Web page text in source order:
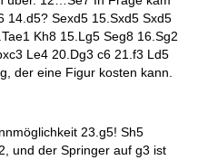
Sexd5 15.Sxd5 Sxd5
Kh8 15.Lg5 Seg8 16.Sg2
Le4 20.Dg3 c6 21.f3 Ld5
der eine Figur kosten kann.
23.g5! Sh5
und der Springer auf g3 ist